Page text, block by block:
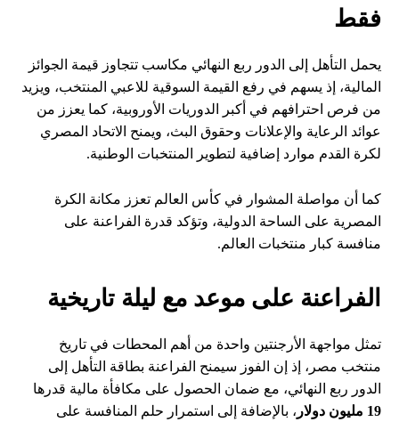
فقط
يحمل التأهل إلى الدور ربع النهائي مكاسب تتجاوز قيمة الجوائز
المالية، إذ يسهم في رفع القيمة السوقية للاعبي المنتخب، ويزيد
من فرص احترافهم في أكبر الدوريات الأوروبية، كما يعزز من
عوائد الرعاية والإعلانات وحقوق البث، ويمنح الاتحاد المصري
لكرة القدم موارد إضافية لتطوير المنتخبات الوطنية.
كما أن مواصلة المشوار في كأس العالم تعزز مكانة الكرة
المصرية على الساحة الدولية، وتؤكد قدرة الفراعنة على
منافسة كبار منتخبات العالم.
الفراعنة على موعد مع ليلة تاريخية
تمثل مواجهة الأرجنتين واحدة من أهم المحطات في تاريخ
منتخب مصر، إذ إن الفوز سيمنح الفراعنة بطاقة التأهل إلى
الدور ربع النهائي، مع ضمان الحصول على مكافأة مالية قدرها
19 مليون دولار
، بالإضافة إلى استمرار حلم المنافسة على